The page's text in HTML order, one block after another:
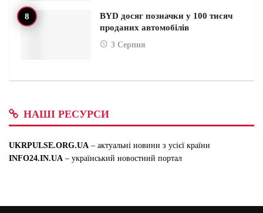
BYD досяг позначки у 100 тисяч
проданих автомобілів
3 Серпня
НАШІ РЕСУРСИ
UKRPULSE.ORG.UA – актуальні новини з усієї країни
INFO24.IN.UA – український новостний портал